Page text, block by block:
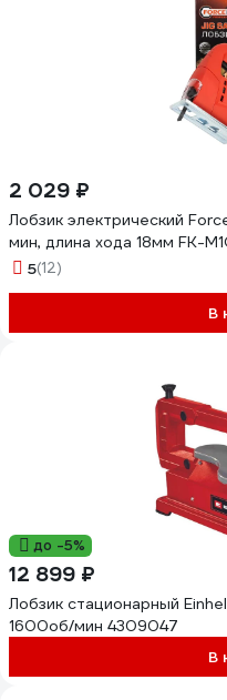
2 029 ₽
Лобзик электрический
мин, длина хода 18мм FK-
5(12)
В
до -5%
12 899 ₽
Лобзик стационарный
1600об/мин 4309047
В